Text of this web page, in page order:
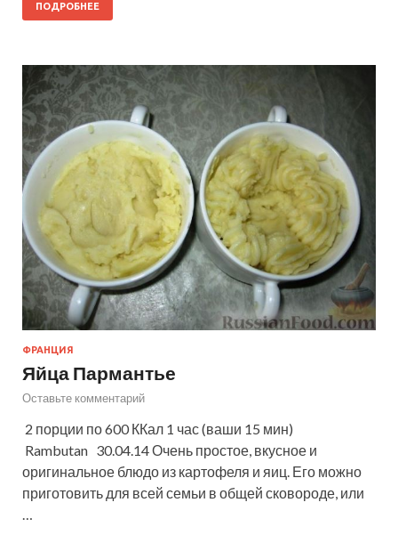
ПОДРОБНЕЕ
ФРАНЦИЯ
Яйца Пармантье
Оставьте комментарий
2 порции по 600 ККал 1 час (ваши 15 мин)
Rambutan 30.04.14 Очень простое, вкусное и
оригинальное блюдо из картофеля и яиц. Его можно
приготовить для всей семьи в общей сковороде, или